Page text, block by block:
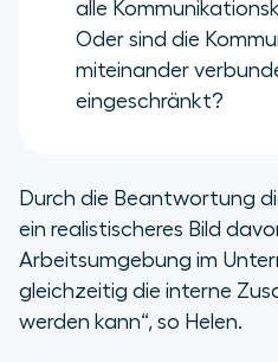
alle
Oder sind die
miteinander
eingeschränkt?
Durch die Beantwortung
ein realistischeres Bild
Arbeitsumgebung im
gleichzeitig die interne
werden kann“, so Helen.